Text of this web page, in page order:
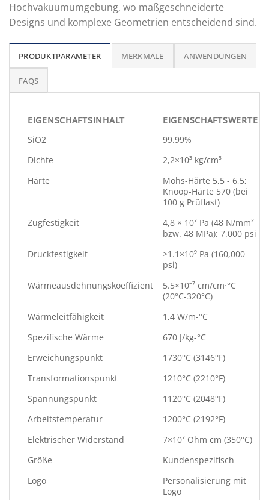
Hochvakuumumgebung, wo maßgeschneiderte
Designs und komplexe Geometrien entscheidend sind.
PRODUKTPARAMETER MERKMALE ANWENDUNGEN
FAQS
EIGENSCHAFTSINHALT
EIGENSCHAFTSWERTE
SiO2
99.99%
Dichte
2,2×10³ kg/cm³
Härte
Mohs-Härte 5,5 - 6,5;
Knoop-Härte 570 (bei
100 g Prüflast)
Zugfestigkeit
4,8 × 10⁷ Pa (48 N/mm²
bzw. 48 MPa); 7.000 psi
Druckfestigkeit
>1.1×10⁹ Pa (160,000
psi)
Wärmeausdehnungskoeffizient
5.5×10⁻⁷ cm/cm·°C
(20°C-320°C)
Wärmeleitfähigkeit
1,4 W/m-°C
Spezifische Wärme
670 J/kg-°C
Erweichungspunkt
1730°C (3146°F)
Transformationspunkt
1210°C (2210°F)
Spannungspunkt
1120°C (2048°F)
Arbeitstemperatur
1200°C (2192°F)
Elektrischer Widerstand
7×10⁷ Ohm cm (350°C)
Größe
Kundenspezifisch
Logo
Personalisierung mit
Logo